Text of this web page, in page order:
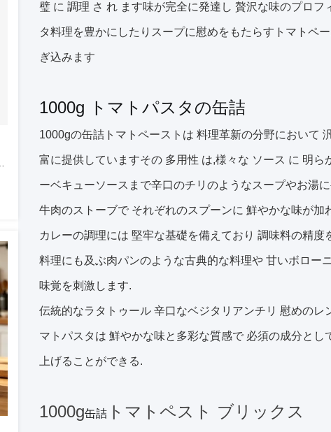
璧 に 調理 さ れ ます味が完全に発達し 贅沢な味のプロ
タ料理を豊かにしたりスープに慰めをもたらすトマトペ
ぎ込みます
1000g トマトパスタの缶詰
1000gの缶詰トマトペーストは 料理革新の分野において
富に提供していますその 多用性 は,様々な ソース に 明
ーベキューソースまで辛口のチリのようなスープやお湯
牛肉のストーブで それぞれのスプーンに 鮮やかな味が加
カレーの調理には 堅牢な基礎を備えており 調味料の精
料理にも及ぶ肉パンのような古典的な料理や 甘いボロー
味覚を刺激します.
伝統的なラタトゥール 辛口なベジタリアンチリ 慰めの
マトパスタは 鮮やかな味と多彩な質感で 必須の成分と
上げることができる.
1000g缶詰 トマトペスト ブリックス